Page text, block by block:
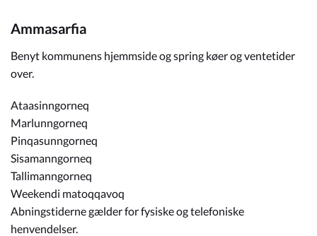
Ammasarfia
Benyt kommunens hjemmside og spring køer og ventetider
over.
Ataasinngorneq
Marlunngorneq
Pinqasunngorneq
Sisamanngorneq
Tallimanngorneq
Weekendi matoqqavoq
Abningstiderne gælder for fysiske og telefoniske
henvendelser.